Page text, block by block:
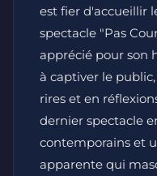
est fier d'accueillir
spectacle "Pas
apprécié pour son
à captiver le
rires et en
dernier spectacle
contemporains et
apparente qui